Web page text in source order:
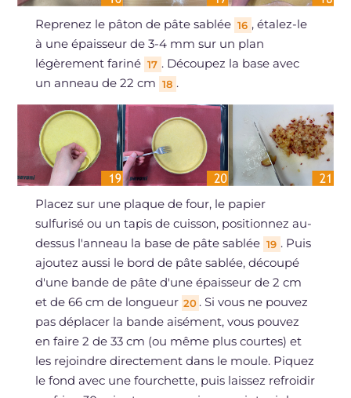
Reprenez le pâton de pâte sablée 16 , étalez-le
à une épaisseur de 3-4 mm sur un plan
légèrement fariné 17 . Découpez la base avec
un anneau de 22 cm 18 .
Placez sur une plaque de four, le papier
sulfurisé ou un tapis de cuisson, positionnez au-
dessus l'anneau la base de pâte sablée 19 . Puis
ajoutez aussi le bord de pâte sablée, découpé
d'une bande de pâte d'une épaisseur de 2 cm
et de 66 cm de longueur 20 . Si vous ne pouvez
pas déplacer la bande aisément, vous pouvez
en faire 2 de 33 cm (ou même plus courtes) et
les rejoindre directement dans le moule. Piquez
le fond avec une fourchette, puis laissez refroidir